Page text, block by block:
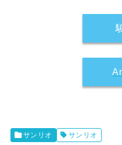
サンリオ サンリオ